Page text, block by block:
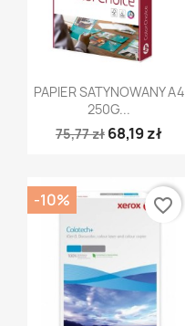
Szybki podgląd
PAPIER SATYNOWANY A4
250G...
75,77 zł 68,19 zł
-10% favorite_border